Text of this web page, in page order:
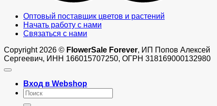
Оптовый поставщик цветов и растений
Начать работу с нами
Связаться с нами
Copyright 2026 © FlowerSale Forever, ИП Попов Алексей
Сергеевич, ИНН 166015707250, ОГРН 318169000132980
Вход в Webshop
Искать: